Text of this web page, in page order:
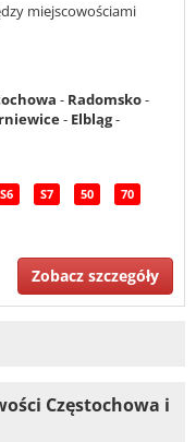
miejscowościami
- Radomsko-
- Elbląg-
S6 S7 50 70
Zobacz szczegóły
Częstochowa i